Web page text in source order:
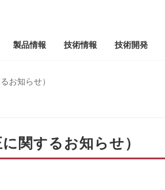
製品情報 技術情報 技術開発
お知らせ）
関するお知らせ）